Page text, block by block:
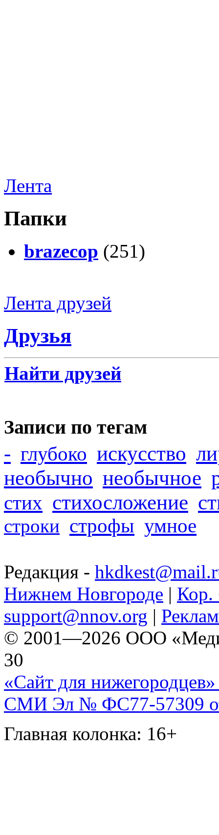
Лента
Папки
brazecop (251)
Лента друзей
Друзья
Найти друзей
Записи по тегам
- глубоко искусство
необычно необычное
стих стихосложение
строки строфы умное
Редакция -
Нижнем Новгороде | Кор.
support@nnov.org |
© 2001—2026 ООО
30
«Сайт для нижегородцев»
СМИ Эл № ФС77-57309
Главная колонка: 16+